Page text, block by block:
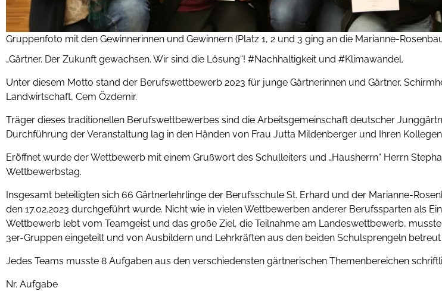
Gruppenfoto mit den Gewinnerinnen und Gewinnern (Platz 1, 2 und 3 ging an die Marianne-
„Gärtner. Der Zukunft gewachsen. Wir sind die Lösung“! #Nachhaltigkeit und #Klimawandel.
Unter diesem Motto stand der Berufswettbewerb 2023 für junge Gärtnerinnen und Gärtner.
Landwirtschaft, Cem Özdemir.
Träger dieses traditionellen Berufswettbewerbes sind die Arbeitsgemeinschaft deutscher
Durchführung der Veranstaltung lag in den Händen von Frau Jutta Mildenberger und Ihren
Eröffnet wurde der Wettbewerb mit einem Grußwort des Schulleiters und „Hausherrn“ Herrn
Wettbewerbstag.
Insgesamt beteiligten sich 66 Gärtnerlehrlinge der Berufsschule St. Erhard und der Marianne-
den 17.02.2023 durchgeführt wurde. Nicht wie in vielen Wettbewerben anderer Berufssparten als
Wettbewerb lebt vom Teamgeist und das große Ziel, die Teilnahme am Landeswettbewerb,
3er-Gruppen eingeteilt und von Ausbildern und Lehrkräften aus den beiden Schulsprengeln
Jedes Teams musste 8 Aufgaben aus den verschiedensten gärtnerischen Themenbereichen
Nr. Aufgabe